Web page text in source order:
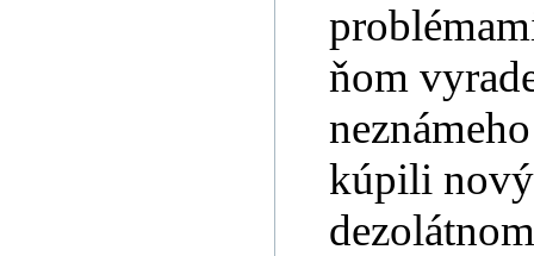
ňom
kúpili